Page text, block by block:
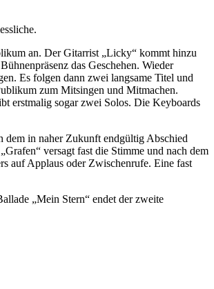
an. Der Gitarrist „Licky“ kommt hinzu
das Geschehen. Wieder
Es folgen dann zwei langsame Titel und
zum Mitsingen und Mitmachen.
erstmalig sogar zwei Solos. Die Keyboards
dem in naher Zukunft endgültig Abschied
versagt fast die Stimme und nach dem
auf Applaus oder Zwischenrufe. Eine fast
„Mein Stern“ endet der zweite